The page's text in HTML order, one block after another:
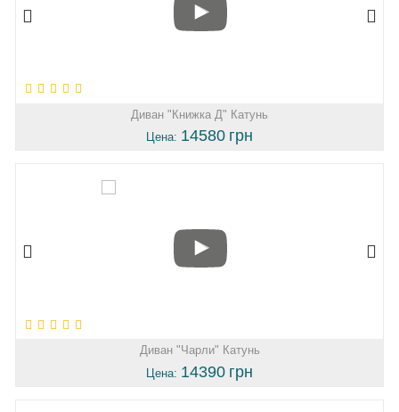
Диван "Книжка Д" Катунь
Цена: 14580 грн
Диван "Чарли" Катунь
Цена: 14390 грн